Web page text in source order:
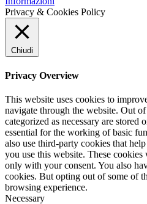
Privacy & Cookies Policy
Chiudi
Privacy Overview
This website uses cookies to
navigate through the website. Out
categorized as necessary are stored
essential for the working of basic
also use third-party cookies that
you use this website. These
only with your consent. You also
cookies. But opting out of some of
browsing experience.
Necessary